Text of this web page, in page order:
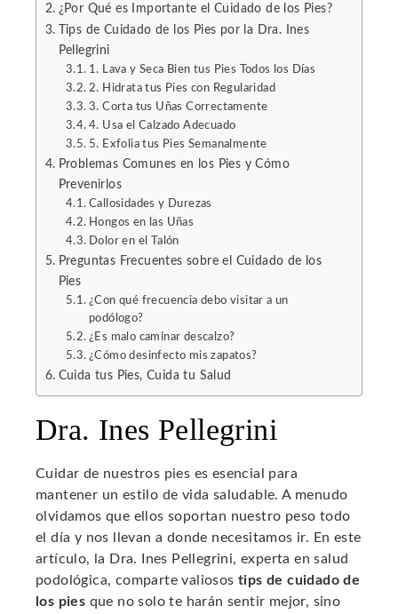
¿Por Qué es Importante el Cuidado de los Pies?
Tips de Cuidado de los Pies por la Dra. Ines
Pellegrini
1. Lava y Seca Bien tus Pies Todos los Días
2. Hidrata tus Pies con Regularidad
3. Corta tus Uñas Correctamente
4. Usa el Calzado Adecuado
5. Exfolia tus Pies Semanalmente
Problemas Comunes en los Pies y Cómo
Prevenirlos
Callosidades y Durezas
Hongos en las Uñas
Dolor en el Talón
Preguntas Frecuentes sobre el Cuidado de los
Pies
¿Con qué frecuencia debo visitar a un
podólogo?
¿Es malo caminar descalzo?
¿Cómo desinfecto mis zapatos?
Cuida tus Pies, Cuida tu Salud
Dra. Ines Pellegrini
Cuidar de nuestros pies es esencial para
mantener un estilo de vida saludable. A menudo
olvidamos que ellos soportan nuestro peso todo
el día y nos llevan a donde necesitamos ir. En este
artículo, la Dra. Ines Pellegrini, experta en salud
podológica, comparte valiosos tips de cuidado de
los pies que no solo te harán sentir mejor, sino